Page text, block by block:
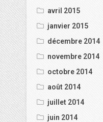
avril 2015
janvier 2015
décembre 2014
novembre 2014
octobre 2014
août 2014
juillet 2014
juin 2014